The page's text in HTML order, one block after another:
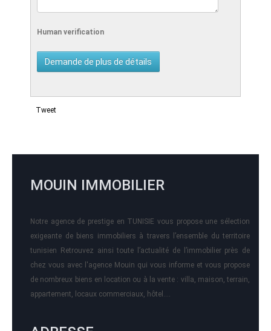
Human verification
Tweet
MOUIN IMMOBILIER
Notre agence de prestige en TUNISIE vous propose une sélection
exigeante de biens immobiliers à travers l’ensemble du territoire
tunisien Retrouvez ainsi toute l’actualité de l’immobilier près de
chez vous avec l'agence Mouin qui vous informe et vous propose
de nombreux biens en location ou à la vente : villa, maison, terrain,
appartement, locaux commerciaux, hôtel….